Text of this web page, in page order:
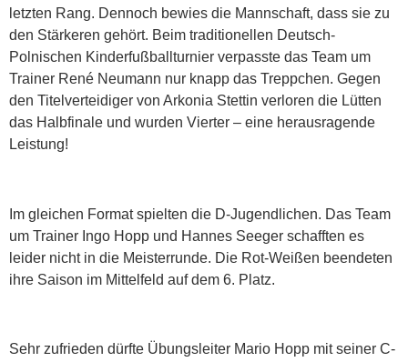
letzten Rang. Dennoch bewies die Mannschaft, dass sie zu
den Stärkeren gehört. Beim traditionellen Deutsch-
Polnischen Kinderfußballturnier verpasste das Team um
Trainer René Neumann nur knapp das Treppchen. Gegen
den Titelverteidiger von Arkonia Stettin verloren die Lütten
das Halbfinale und wurden Vierter – eine herausragende
Leistung!
Im gleichen Format spielten die D-Jugendlichen. Das Team
um Trainer Ingo Hopp und Hannes Seeger schafften es
leider nicht in die Meisterrunde. Die Rot-Weißen beendeten
ihre Saison im Mittelfeld auf dem 6. Platz.
Sehr zufrieden dürfte Übungsleiter Mario Hopp mit seiner C-